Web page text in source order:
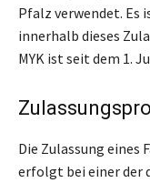
Pfalz verwendet. Es
innerhalb dieses
MYK ist seit dem 1.
Die Zulassung eines
erfolgt bei einer der